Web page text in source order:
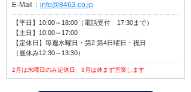
E-Mail： info@8463.co.jp
【平日】10:00～18:00（電話受付 17:30まで）
【土日】10:00～17:00
【定休日】毎週水曜日・第2 第4日曜日・祝日
（昼休み12:30～13:30）
2月は水曜日のみ定休日、3月は休まず営業します